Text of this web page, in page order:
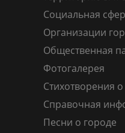
Социальная
Организации
Общественная
Фотогалерея
Стихотворения
Справочная
Песни о городе